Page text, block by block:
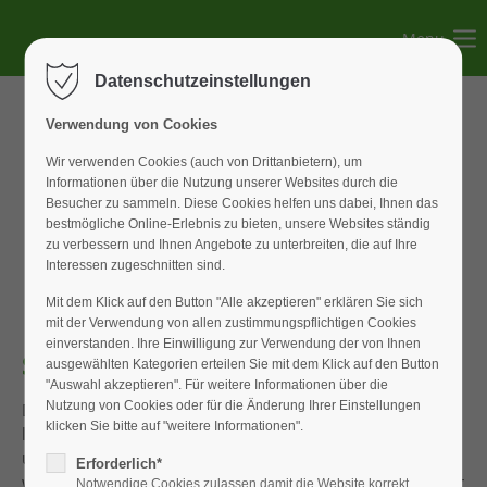
Der Eintrag "offcanvas-col2" existiert leider nicht.
Der Eintrag "offcanvas-col3" existiert leider nicht.
Der Eintrag "offcanvas-col4" existiert leider nicht.
Menu
Schneeräumaktion
Die Berichte über die Schneelage in den Bayerischen Alpen
liesen wirklich keinen Zweifel daran. dass die Dächer
unserer Hütte und der Holzlege vom Schnee befreit
werden mussten. Für den Landkreis Miesbach wurde sogar
Datenschutzeinstellungen
Verwendung von Cookies
Wir verwenden Cookies (auch von Drittanbietern), um
Informationen über die Nutzung unserer Websites durch die
Besucher zu sammeln. Diese Cookies helfen uns dabei, Ihnen das
bestmögliche Online-Erlebnis zu bieten, unsere Websites ständig
zu verbessern und Ihnen Angebote zu unterbreiten, die auf Ihre
Interessen zugeschnitten sind.
Mit dem Klick auf den Button "Alle akzeptieren" erklären Sie sich
mit der Verwendung von allen zustimmungspflichtigen Cookies
einverstanden. Ihre Einwilligung zur Verwendung der von Ihnen
ausgewählten Kategorien erteilen Sie mit dem Klick auf den Button
"Auswahl akzeptieren". Für weitere Informationen über die
Nutzung von Cookies oder für die Änderung Ihrer Einstellungen
klicken Sie bitte auf "weitere Informationen".
Erforderlich*
Notwendige Cookies zulassen damit die Website korrekt